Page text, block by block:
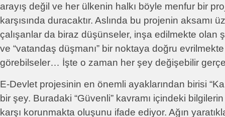
arayış değil ve her ülkenin halkı böyle menfur bir
karşısında duracaktır. Aslında bu projenin aksamı
çalışanlar da biraz düşünseler, inşa edilmekte olan
ve “vatandaş düşmanı” bir noktaya doğru
görebilseler… İşte o zaman her şey değişebilir
E-Devlet projesinin en önemli ayaklarından birisi
bir şey. Buradaki “Güvenli” kavramı içindeki
karşı korunmakta oluşunu ifade ediyor. Ağın